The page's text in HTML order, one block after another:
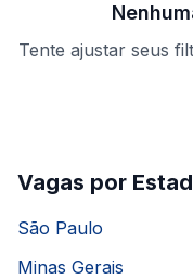
Tente ajustar seus
Vagas por
São Paulo
Minas Gerais